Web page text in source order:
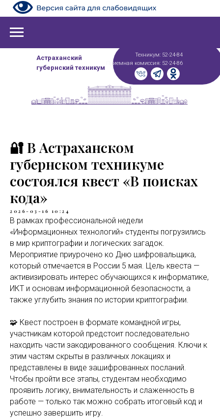
Астраханский
губернский техникум
Техникум: 52-24-84
Приемная комиссия: 52-24-86
🔐 В Астраханском
губернском техникуме
состоялся квест «В поисках
кода»
2026-03-16 10:24
В рамках профессиональной недели
«Информационных технологий» студенты погрузились
в мир криптографии и логических загадок.
Мероприятие приурочено ко Дню шифровальщика,
который отмечается в России 5 мая. Цель квеста —
активизировать интерес обучающихся к информатике,
ИКТ и основам информационной безопасности, а
также углубить знания по истории криптографии.
🧩 Квест построен в формате командной игры,
участникам которой предстоит последовательно
находить части закодированного сообщения. Ключи к
этим частям скрыты в различных локациях и
представлены в виде зашифрованных посланий.
Чтобы пройти все этапы, студентам необходимо
проявить логику, внимательность и слаженность в
работе — только так можно собрать итоговый код и
успешно завершить игру.